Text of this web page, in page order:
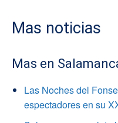
Mas noticias
Mas en
Las Noches del
espectadores en su